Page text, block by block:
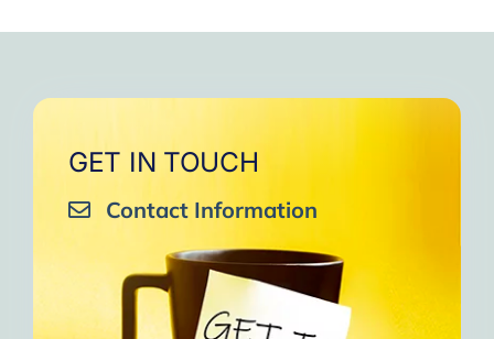
GET IN TOUCH
Contact Information